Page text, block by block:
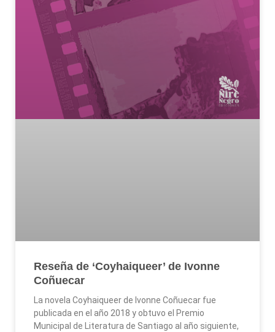
Reseña de ‘Coyhaiqueer’ de Ivonne
Coñuecar
La novela Coyhaiqueer de Ivonne Coñuecar fue
publicada en el año 2018 y obtuvo el Premio
Municipal de Literatura de Santiago al año siguiente,